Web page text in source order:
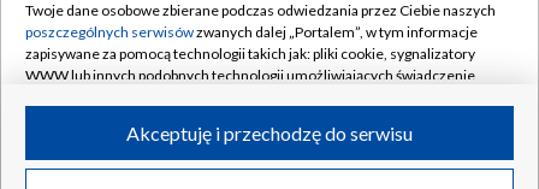
Rada Programowa
System NOS
Informacje o nadawcy
Program dla prasy
Kontakt
Kanały
©2026 Telewizja Polska S.A. w likwidacji
Twoje dane osobowe zbierane podczas odwiedzania przez Ciebie naszych
poszczególnych serwisówzwanych dalej „Portalem”, w tym informacje
zapisywane za pomocą technologii takich jak: pliki cookie, sygnalizatory
WWW lub innych podobnych technologii umożliwiających świadczenie
ruchu w Internecie.Akceptuję i przechodzę do serwisu